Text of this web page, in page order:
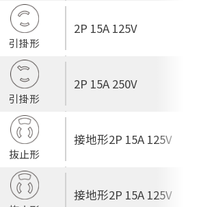
引掛形
2P 15A 125V
引掛形
2P 15A 250V
抜止形
接地形2P 15A 125V
接地形2P 15A 125V